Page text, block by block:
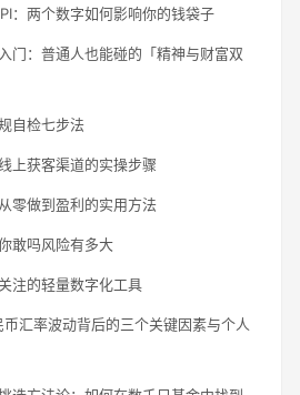
：两个数字如何影响你的钱袋子
门：普通人也能碰的「精神与财富双
自检七步法
上获客渠道的实操步骤
零做到盈利的实用方法
敢吗风险有多大
注的轻量数字化工具
汇率波动背后的三个关键因素与个人